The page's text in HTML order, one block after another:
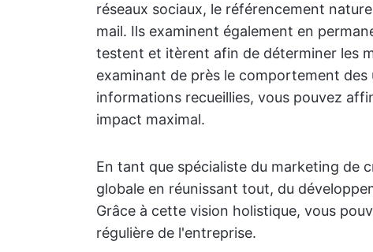
réseaux sociaux, le référencement
mail. Ils examinent également en
testent et itèrent afin de déterminer les
examinant de près le comportement
informations recueillies, vous pouvez
impact maximal.
En tant que spécialiste du marketing de
globale en réunissant tout, du
Grâce à cette vision holistique, vous
régulière de l'entreprise.